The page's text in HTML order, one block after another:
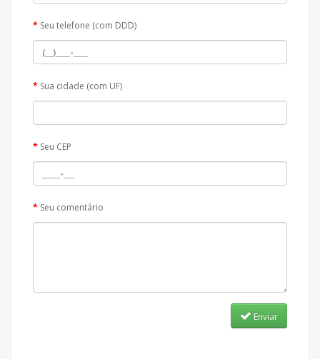
Seu telefone (com DDD)
Sua cidade (com UF)
Seu CEP
Seu comentário
Enviar